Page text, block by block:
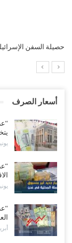
التضخم السنوي
أسعار الصرف
يونيو 15,
يونيو 13,
أبريل